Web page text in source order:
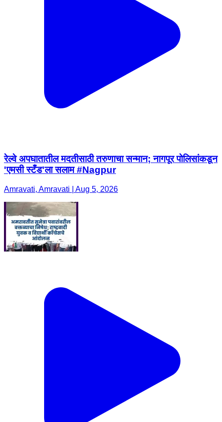
रेल्वे अपघातातील मदतीसाठी तरुणाचा सन्मान; नागपूर पोलिसांकडून
'एमसी स्टँड'ला सलाम #Nagpur
Amravati, Amravati | Aug 5, 2026